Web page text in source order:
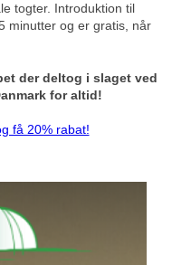
togter. Introduktion til
minutter og er gratis, når
der deltog i slaget ved
for altid!
få 20% rabat!